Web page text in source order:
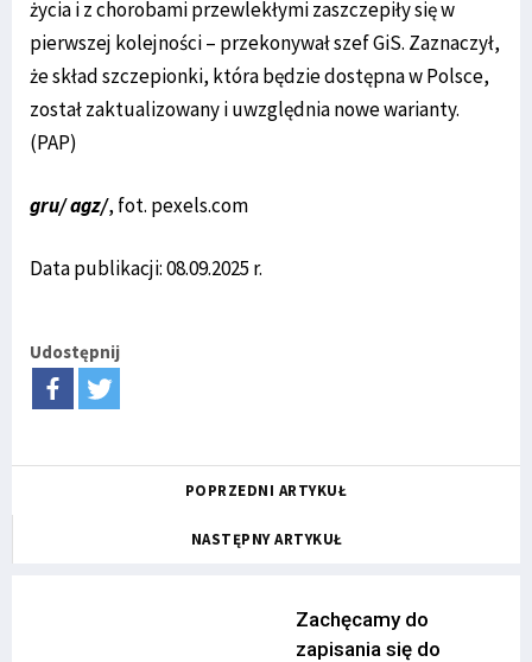
życia i z chorobami przewlekłymi zaszczepiły się w
pierwszej kolejności – przekonywał szef GiS. Zaznaczył,
że skład szczepionki, która będzie dostępna w Polsce,
został zaktualizowany i uwzględnia nowe warianty.
(PAP)
gru/ agz/, fot. pexels.com
Data publikacji: 08.09.2025 r.
Udostępnij
POPRZEDNI ARTYKUŁ
NASTĘPNY ARTYKUŁ
Zachęcamy do
zapisania się do